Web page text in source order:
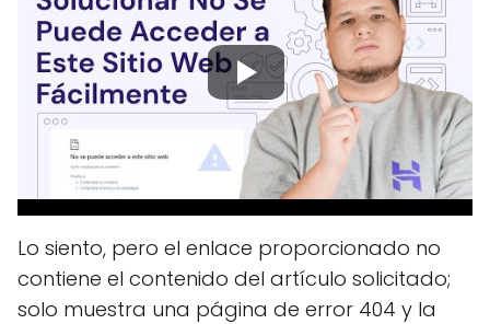
Lo siento, pero el enlace proporcionado no
contiene el contenido del artículo solicitado;
solo muestra una página de error 404 y la